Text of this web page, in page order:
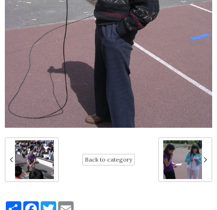
Back to category
PartagerFacebook
Twitter